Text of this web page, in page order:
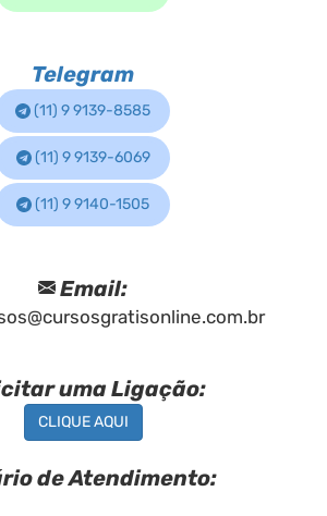
Telegram
(11) 9 9139-8585
(11) 9 9139-6069
(11) 9 9140-1505
Email:
uma Ligação:
CLIQUE AQUI
de Atendimento: